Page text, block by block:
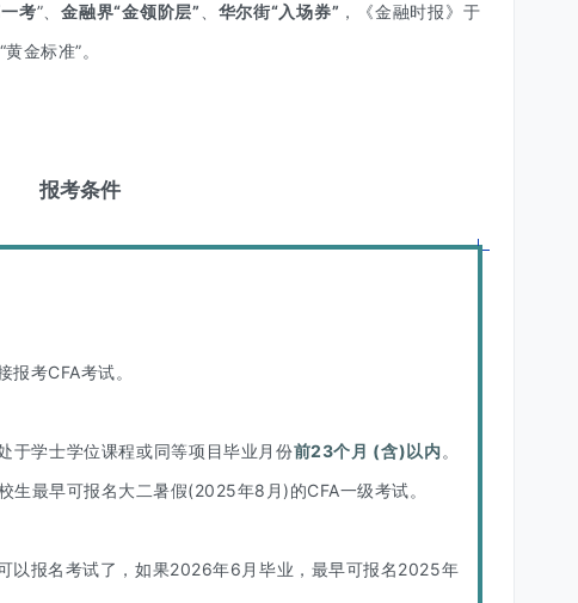
考”、金融界“金领阶层” 华尔街“入场券” ，《金融时报》于
金标准”。
报考条件
报考CFA考试。
于学士学位课程或同等项目毕业月份前23个月 (含)以内。
最早可报名大二暑假(2025年8月)的CFA一级考试。
以报名考试了，如果2026年6月毕业，最早可报名2025年